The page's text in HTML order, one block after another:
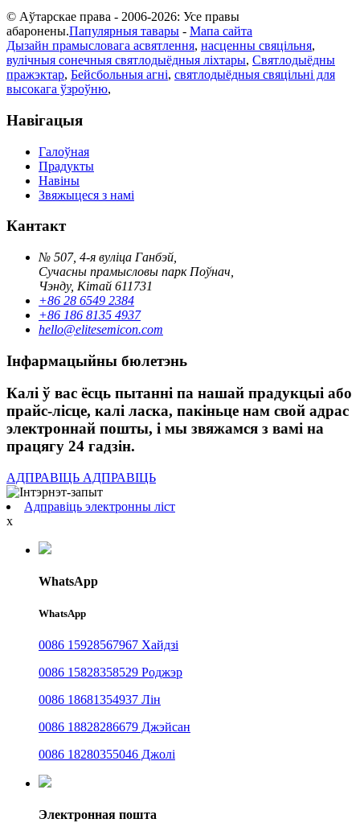
© Аўтарскае права - 2006-2026: Усе правы
абаронены.Папулярныя тавары - Мапа сайта
Дызайн прамысловага асвятлення, насценны свяцільня,
вулічныя сонечныя святлодыёдныя ліхтары, Святлодыёдны
пражэктар, Бейсбольныя агні, святлодыёдныя свяцільні для
высокага ўзроўню,
Навігацыя
Галоўная
Прадукты
Навіны
Звяжыцеся з намі
Кантакт
№ 507, 4-я вуліца Ганбэй,
Сучасны прамысловы парк Поўнач,
Чэнду, Кітай 611731
+86 28 6549 2384
+86 186 8135 4937
hello@elitesemicon.com
Інфармацыйны бюлетэнь
Калі ў вас ёсць пытанні па нашай прадукцыі або
прайс-лісце, калі ласка, пакіньце нам свой адрас
электроннай пошты, і мы звяжамся з вамі на
працягу 24 гадзін.
АДПРАВІЦЬ АДПРАВІЦЬ
Адправіць электронны ліст
x
WhatsApp
WhatsApp
0086 15928567967 Хайдзі
0086 15828358529 Роджэр
0086 18681354937 Лін
0086 18828286679 Джэйсан
0086 18280355046 Джолі
Электронная пошта